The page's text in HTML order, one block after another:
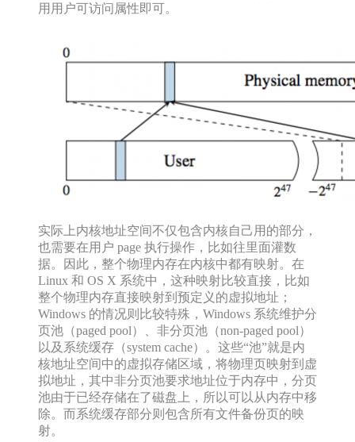
用用户可访问属性即可。
实际上内核地址空间不仅包含内核自己用的部分，
也需要在用户 page 执行操作，比如往里面灌数
据。因此，整个物理内存在内核中都有映射。在
Linux 和 OS X 系统中，这种映射比较直接，比如
整个物理内存直接映射到预定义的虚拟地址；
Windows 的情况则比较特殊，Windows 系统维护分
页池（paged pool）、非分页池（non-paged pool）
以及系统缓存（system cache）。这些“池”就是内
核地址空间中的虚拟存储区域，将物理页映射到虚
拟地址，其中非分页池要求地址位于内存中，分页
池由于已经存储在了磁盘上，所以可以从内存中移
除。而系统缓存部分则包含所有文件备份页的映
射。